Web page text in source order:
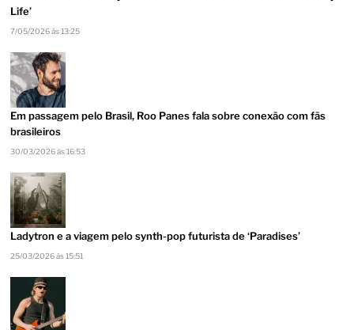
Life’
7/05/2026 às 13:25
Em passagem pelo Brasil, Roo Panes fala sobre conexão com fãs
brasileiros
30/03/2026 às 16:53
Ladytron e a viagem pelo synth-pop futurista de ‘Paradises’
25/03/2026 às 15:51